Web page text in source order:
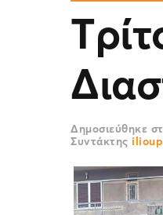
Δημοσιεύθηκε
Συντάκτης